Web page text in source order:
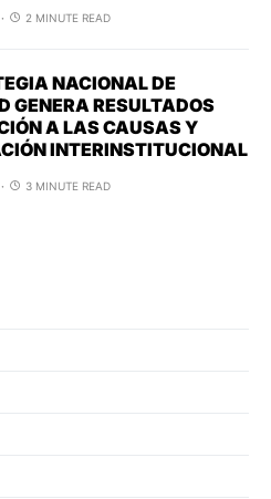
2 MINUTE READ
NACIONAL DE
GENERA RESULTADOS
A LAS CAUSAS Y
INTERINSTITUCIONAL
3 MINUTE READ